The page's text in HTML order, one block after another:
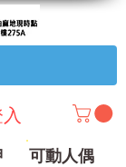
可動人偶